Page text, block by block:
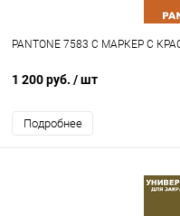
PANTONE 7583 C МАРКЕР С
1 200 руб. / шт
Подробнее